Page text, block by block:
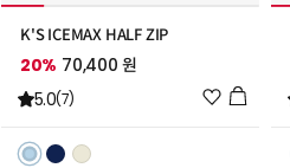
K'S ICEMAX HALF ZIP
70,400 원
20%
위
5.0(7)